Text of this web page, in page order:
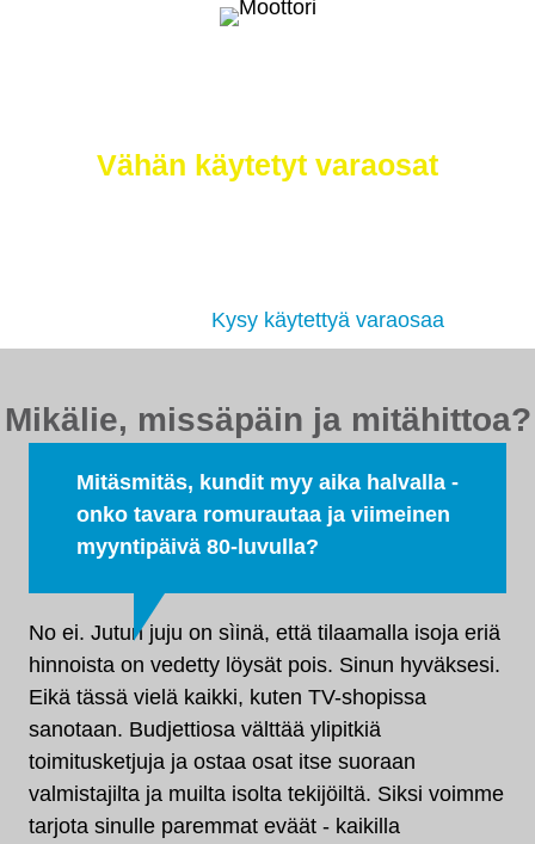
Vähän käytetyt varaosat
Kysy käytettyä varaosaa
Mikälie, missäpäin ja mitähittoa?
Mitäsmitäs, kundit myy aika halvalla -
onko tavara romurautaa ja viimeinen
myyntipäivä 80-luvulla?
No ei. Jutun juju on sìinä, että tilaamalla isoja eriä
hinnoista on vedetty löysät pois. Sinun hyväksesi.
Eikä tässä vielä kaikki, kuten TV-shopissa
sanotaan. Budjettiosa välttää ylipitkiä
toimitusketjuja ja ostaa osat itse suoraan
valmistajilta ja muilta isolta tekijöiltä. Siksi voimme
tarjota sinulle paremmat eväät - kaikilla